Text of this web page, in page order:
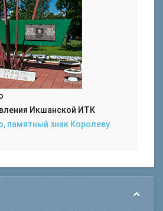
Икшанской ИТК
памятный знак Королеву